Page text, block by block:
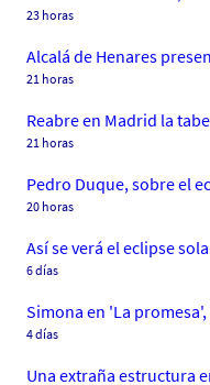
23 horas
Alcalá de Henares
21 horas
Reabre en Madrid la
21 horas
Pedro Duque, sobre el
20 horas
Así se verá el eclipse
6 días
Simona en 'La
4 días
Una extraña estructura